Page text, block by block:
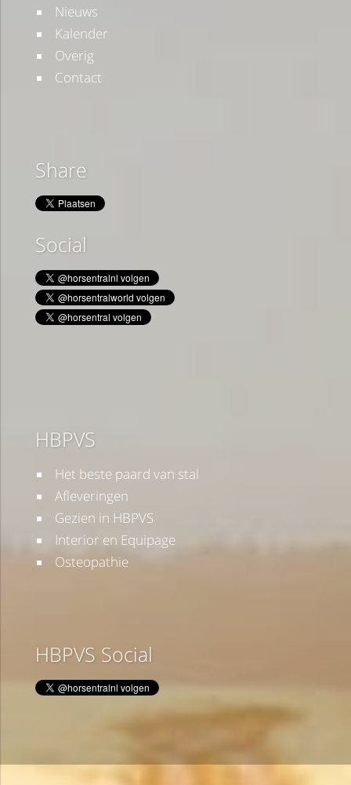
Nieuws
Kalender
Overig
Contact
Share
Social
HBPVS
Het beste paard van stal
Afleveringen
Gezien in HBPVS
Interior en Equipage
Osteopathie
HBPVS Social